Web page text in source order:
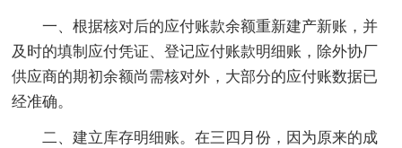
一、根据核对后的应付账款余额重新建产新账，并
及时的填制应付凭证、登记应付账款明细账，除外协厂
供应商的期初余额尚需核对外，大部分的应付账数据已
经准确。
二、建立库存明细账。在三四月份，因为原来的成